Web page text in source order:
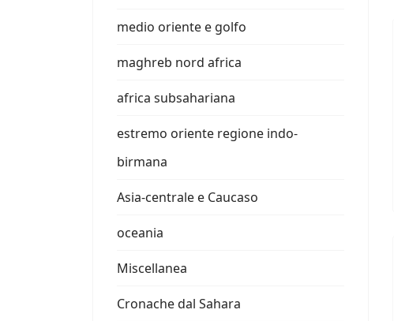
medio oriente e golfo
maghreb nord africa
africa subsahariana
estremo oriente regione indo-
birmana
Asia-centrale e Caucaso
oceania
Miscellanea
Cronache dal Sahara